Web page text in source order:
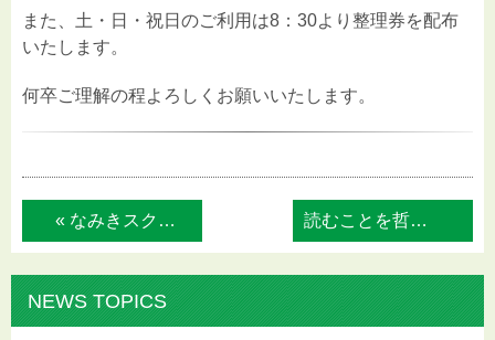
また、土・日・祝日のご利用は8：30より整理券を配布
いたします。
何卒ご理解の程よろしくお願いいたします。
« なみきスクエア情報紙「東ＺＩＮＥ（ひがし... 読むことを哲学する時間 Ｒｅ：ｃｏｒｄ ... »
NEWS TOPICS